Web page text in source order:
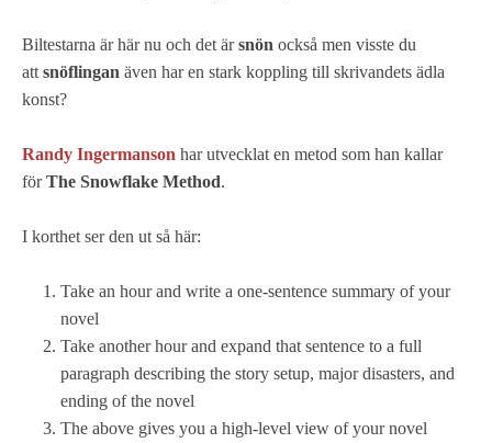
Biltestarna är här nu och det ärsnön också men visste du
att snöflingan även har en stark koppling till skrivandets ädla
konst?
Randy Ingermanson har utvecklat en metod som han kallar
förThe Snowflake Method.
I korthet ser den ut så här:
Take an hour and write a one-sentence summary of your
novel
Take another hour and expand that sentence to a full
paragraph describing the story setup, major disasters, and
ending of the novel
The above gives you a high-level view of your novel